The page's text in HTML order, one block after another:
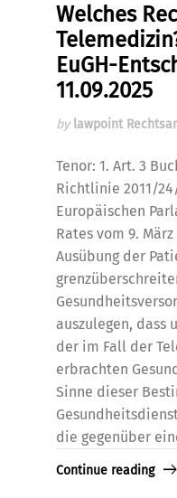
Welches
EuGH-
11.09.2025
by lawpoint
Tenor: 1. Art. 3
Richtlinie 2011/
Europäischen
Rates vom 9.
Ausübung der
auszulegen, dass
der im Fall der
erbrachten
Sinne dieser
die gegenüber
Continue reading